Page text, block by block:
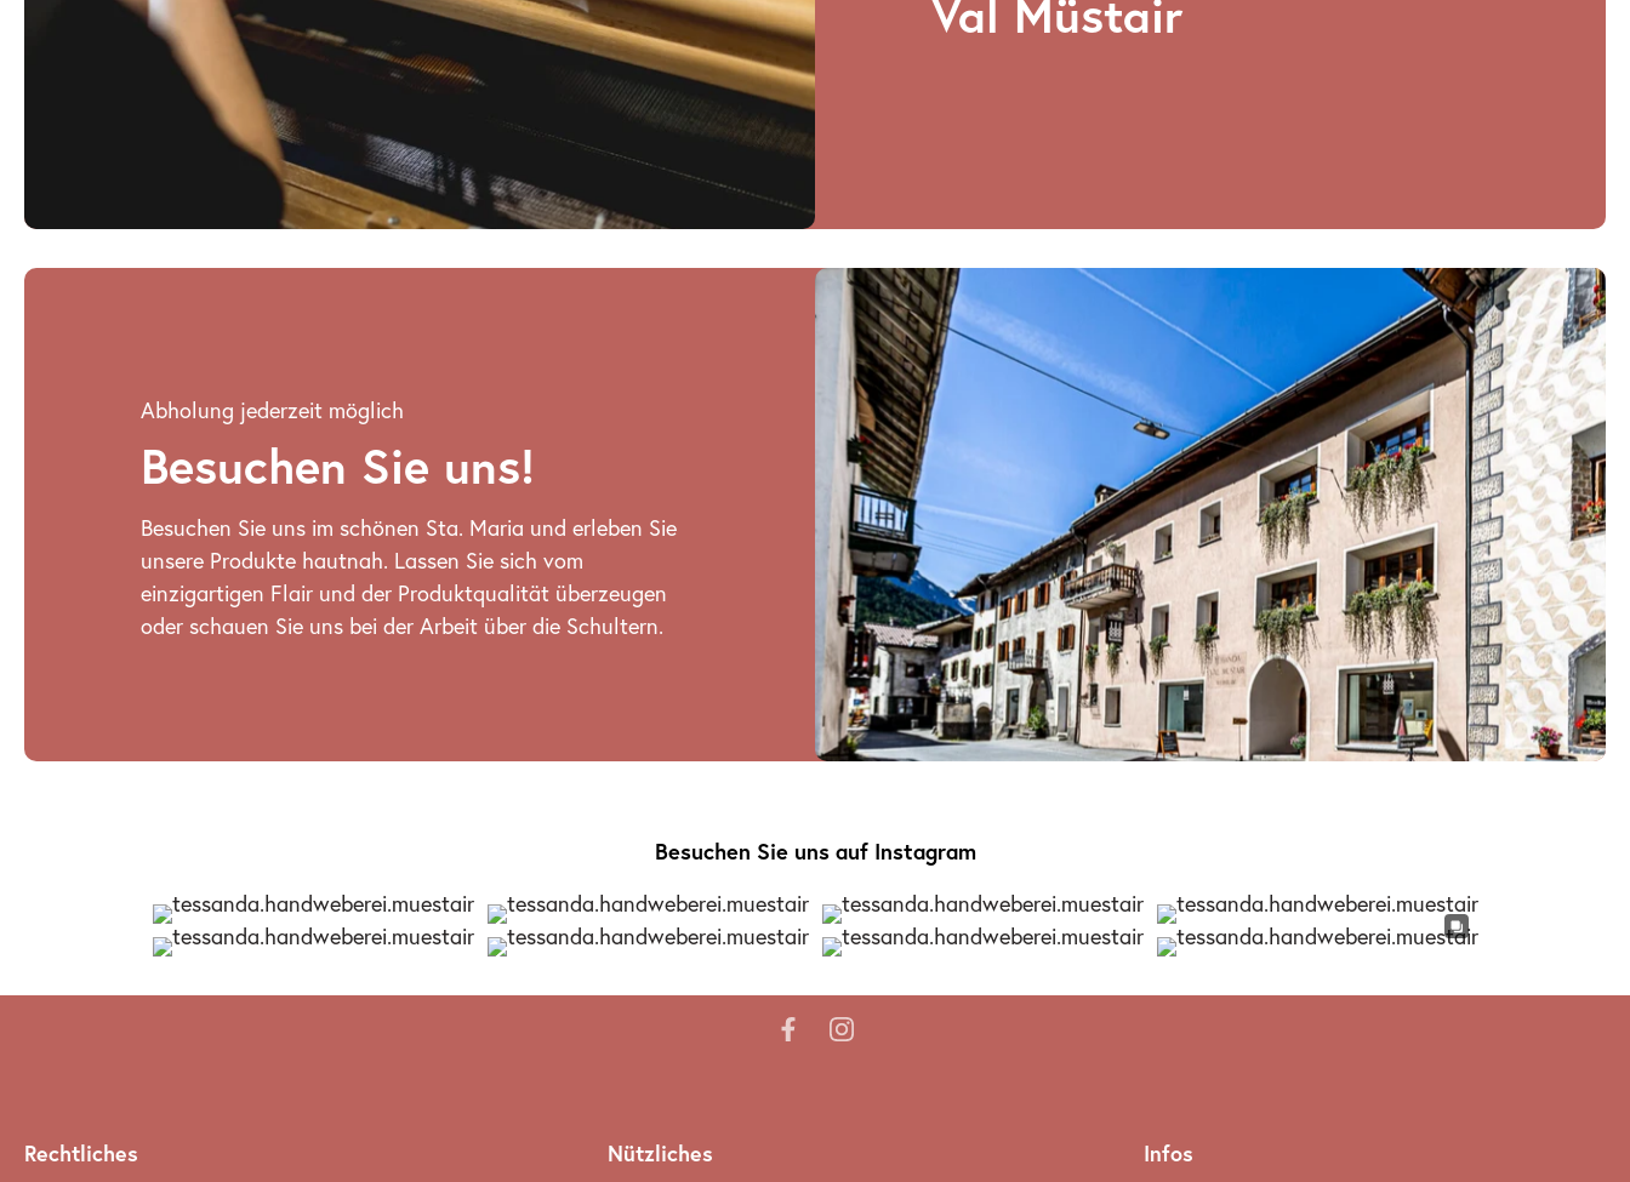
Val Müstair
Abholung jederzeit möglich
Besuchen Sie uns!
Besuchen Sie uns im schönen Sta. Maria und erleben Sie
unsere Produkte hautnah. Lassen Sie sich vom
einzigartigen Flair und der Produktqualität überzeugen
oder schauen Sie uns bei der Arbeit über die Schultern.
Besuchen Sie uns auf Instagram
Rechtliches Nützliches Infos